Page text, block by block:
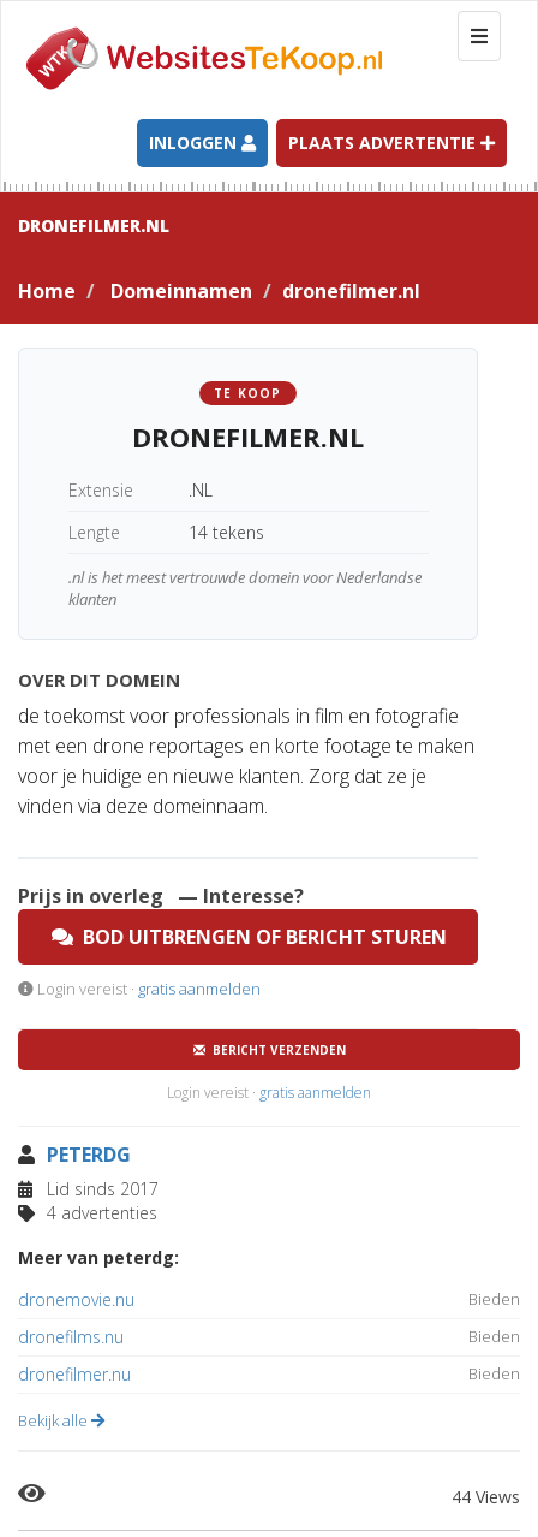
T
o
g
l
e
n
a
t
INLOGGEN PLAATS ADVERTENTIE
DRONEFILMER.NL
Home Domeinnamen dronefilmer.nl
TE KOOP
DRONEFILMER.NL
Extensie
.NL
Lengte
14 tekens
.nl is het meest vertrouwde domein voor Nederlandse
klanten
OVER DIT DOMEIN
de toekomst voor professionals in film en fotografie
met een drone reportages en korte footage te maken
voor je huidige en nieuwe klanten. Zorg dat ze je
vinden via deze domeinnaam.
Prijs in overleg
— Interesse?
BOD UITBRENGEN OF BERICHT STUREN
Login vereist · gratis aanmelden
BERICHT VERZENDEN
Login vereist · gratis aanmelden
PETERDG
Lid sinds 2017
4 advertenties
Meer van peterdg:
dronemovie.nu
Bieden
dronefilms.nu Bieden
dronefilmer.nu Bieden
Bekijk alle
44 Views